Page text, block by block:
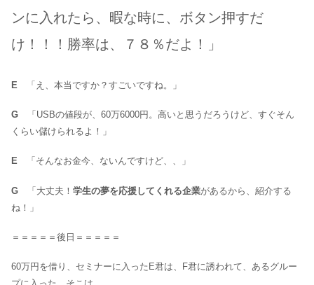
ンに入れたら、暇な時に、ボタン押すだ
け！！！勝率は、７８％だよ！」
E 「え、本当ですか？すごいですね。」
G 「USBの値段が、60万6000円。高いと思うだろうけど、すぐそん
くらい儲けられるよ！」
E 「そんなお金今、ないんですけど、、」
G 「大丈夫！ 学生の夢を応援してくれる企業があるから、紹介する
ね！」
＝＝＝＝＝後日＝＝＝＝＝
60万円を借り、セミナーに入ったE君は、F君に誘われて、あるグルー